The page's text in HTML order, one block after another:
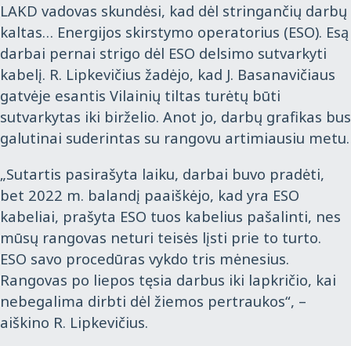
LAKD vadovas skundėsi, kad dėl stringančių darbų
kaltas… Energijos skirstymo operatorius (ESO). Esą
darbai pernai strigo dėl ESO delsimo sutvarkyti
kabelį. R. Lipkevičius žadėjo, kad J. Basanavičiaus
gatvėje esantis Vilainių tiltas turėtų būti
sutvarkytas iki birželio. Anot jo, darbų grafikas bus
galutinai suderintas su rangovu artimiausiu metu.
„Sutartis pasirašyta laiku, darbai buvo pradėti,
bet 2022 m. balandį paaiškėjo, kad yra ESO
kabeliai, prašyta ESO tuos kabelius pašalinti, nes
mūsų rangovas neturi teisės lįsti prie to turto.
ESO savo procedūras vykdo tris mėnesius.
Rangovas po liepos tęsia darbus iki lapkričio, kai
nebegalima dirbti dėl žiemos pertraukos“, –
aiškino R. Lipkevičius.